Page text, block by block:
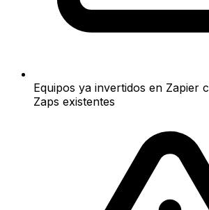
Equipos ya invertidos en Zapier
Zaps existentes